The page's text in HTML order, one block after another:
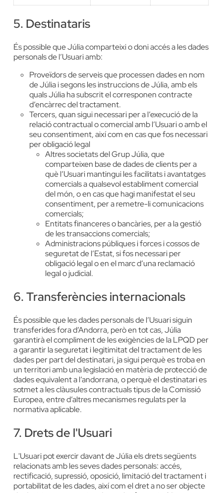
5. Destinataris
És possible que Júlia comparteixi o doni accés a les dades
personals de l’Usuari amb:
Proveïdors de serveis que processen dades en nom
de Júlia i segons les instruccions de Júlia, amb els
quals Júlia ha subscrit el corresponen contracte
d’encàrrec del tractament.
Tercers, quan sigui necessari per a l’execució de la
relació contractual o comercial amb l’Usuari o amb el
seu consentiment, així com en cas que fos necessari
per obligació legal
Altres societats del Grup Júlia, que
comparteixen base de dades de clients per a
què l’Usuari mantingui les facilitats i avantatges
comercials a qualsevol establiment comercial
del món, o en cas que hagi manifestat el seu
consentiment, per a remetre-li comunicacions
comercials;
Entitats financeres o bancàries, per a la gestió
de les transaccions comercials;
Administracions públiques i forces i cossos de
seguretat de l’Estat, si fos necessari per
obligació legal o en el marc d’una reclamació
legal o judicial.
6. Transferències internacionals
És possible que les dades personals de l’Usuari siguin
transferides fora d’Andorra, però en tot cas, Júlia
garantirà el compliment de les exigències de la LPQD per
a garantir la seguretat i legitimitat del tractament de les
dades per part del destinatari, ja sigui perquè es troba en
un territori amb una legislació en matèria de protecció de
dades equivalent a l’andorrana, o perquè el destinatari es
sotmet a les clàusules contractuals tipus de la Comissió
Europea, entre d’altres mecanismes regulats per la
normativa aplicable.
7. Drets de l'Usuari
L'Usuari pot exercir davant de Júlia els drets següents
relacionats amb les seves dades personals: accés,
rectificació, supressió, oposició, limitació del tractament i
portabilitat de les dades, així com el dret a no ser objecte